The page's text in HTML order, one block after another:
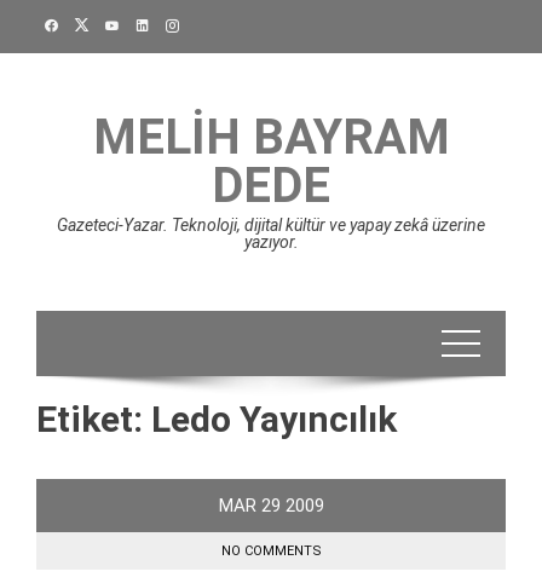
MELIH BAYRAM
DEDE
Gazeteci-Yazar. Teknoloji, dijital kültür ve yapay zekâ üzerine
yazıyor.
Etiket: Ledo Yayıncılık
MAR 29 2009
NO COMMENTS